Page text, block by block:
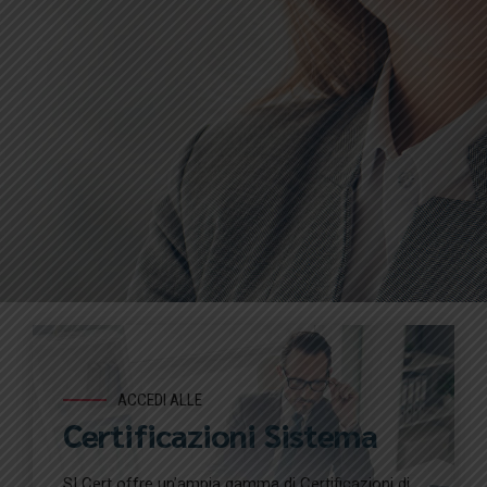
ACCEDI ALLE
Certificazioni Sistema